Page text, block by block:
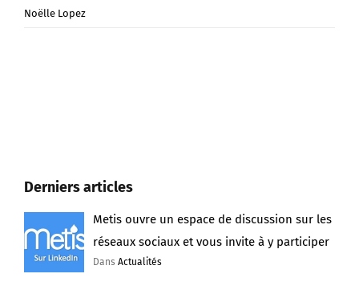
Noëlle Lopez
Derniers articles
Metis ouvre un espace de discussion sur les
réseaux sociaux et vous invite à y participer
DansActualités